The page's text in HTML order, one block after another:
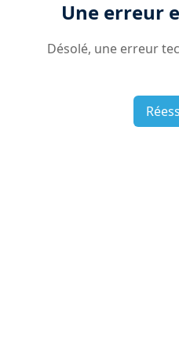
Une erreur
Désolé, une erreur